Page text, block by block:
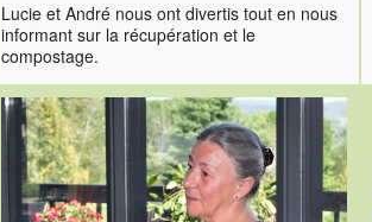
Lucie et André nous ont divertis tout en nous
informant sur la récupération et le
compostage.